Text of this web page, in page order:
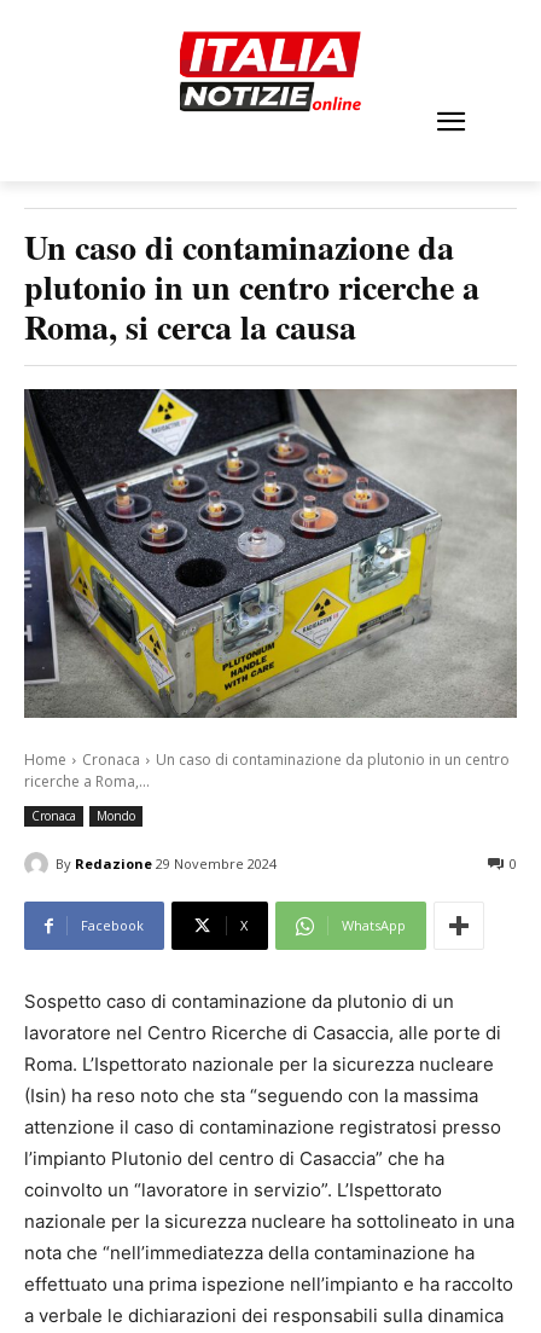
Un caso di contaminazione da
plutonio in un centro ricerche a
Roma, si cerca la causa
Home Cronaca
Un caso di contaminazione da plutonio in un centro
ricerche a Roma,...
Cronaca Mondo
By Redazione 29 Novembre 2024 0
Facebook X WhatsApp
Sospetto caso di contaminazione da plutonio di un
lavoratore nel Centro Ricerche di Casaccia, alle porte di
Roma. L’Ispettorato nazionale per la sicurezza nucleare
(Isin) ha reso noto che sta “seguendo con la massima
attenzione il caso di contaminazione registratosi presso
l’impianto Plutonio del centro di Casaccia” che ha
coinvolto un “lavoratore in servizio”. L’Ispettorato
nazionale per la sicurezza nucleare ha sottolineato in una
nota che “nell’immediatezza della contaminazione ha
effettuato una prima ispezione nell’impianto e ha raccolto
a verbale le dichiarazioni dei responsabili sulla dinamica